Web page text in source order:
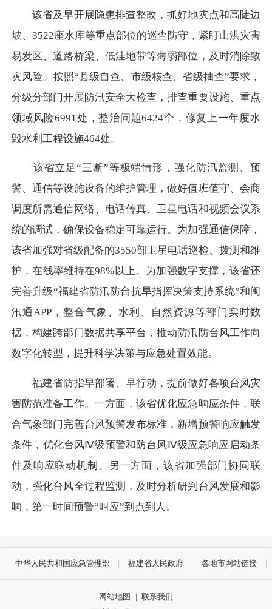
该省及早开展隐患排查整改，抓好地灾点和高陡边
坡、3522座水库等重点部位的巡查防守，紧盯山洪灾害
易发区、道路桥梁、低洼地带等薄弱部位，及时消除致
灾风险。按照“县级自查、市级核查、省级抽查”要求，
分级分部门开展防汛安全大检查，排查重要设施、重点
领域风险6991处，整治问题6424个，修复上一年度水
毁水利工程设施464处。
该省立足“三断”等极端情形，强化防汛监测、预
警、通信等设施设备的维护管理，做好值班值守、会商
调度所需通信网络、电话传真、卫星电话和视频会议系
统的调试，确保设备稳定可靠运行。为加强通信保障，
该省加强对省级配备的3550部卫星电话巡检、拨测和维
护，在线率维持在98%以上。为加强数字支撑，该省还
完善升级“福建省防汛防台抗旱指挥决策支持系统”和闽
汛通APP，整合气象、水利、自然资源等部门实时数
据，构建跨部门数据共享平台，推动防汛防台风工作向
数字化转型，提升科学决策与应急处置效能。
福建省防指早部署、早行动，提前做好各项台风灾
害防范准备工作。一方面，该省优化应急响应条件，联
合气象部门完善台风预警发布标准，新增预警响应触发
条件，优化台风Ⅳ级预警和防台风Ⅳ级应急响应启动条
件及响应联动机制。另一方面，该省加强部门协同联
动，强化台风全过程监测，及时分析研判台风发展和影
响，第一时间预警“叫应”到点到人。
中华人民共和国应急管理部 福建省人民政府 各地市网站链接
网站地图 | 联系我们